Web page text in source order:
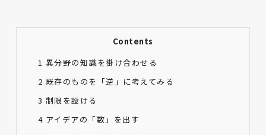
Contents
1 異分野の知識を掛け合わせる
2 既存のものを「逆」に考えてみる
3 制限を設ける
4 アイデアの「数」を出す